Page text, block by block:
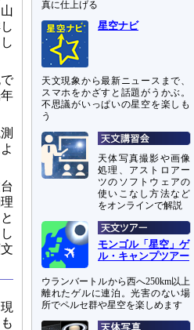
真に仕上げる
星空ナビ
天文現象から最新ニュースまで、
スマホをかざすと話題がうかぶ。
不思議がいっぱいの星空を楽しも
う
天体写真撮影や画像
処理、アストロアー
ツのソフトウェアの
使いこなし方法など
をオンラインで解説
モンゴル「星空」ゲ
ル・キャンプツアー
ウランバートルから西へ250km以上
離れたゲルに連泊。光害のない場
所でペルセ群や星空を楽しめます